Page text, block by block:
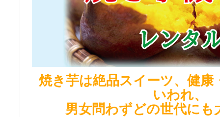
焼き芋は絶品スイーツ、健康
いわれ、
男女問わずどの世代にも